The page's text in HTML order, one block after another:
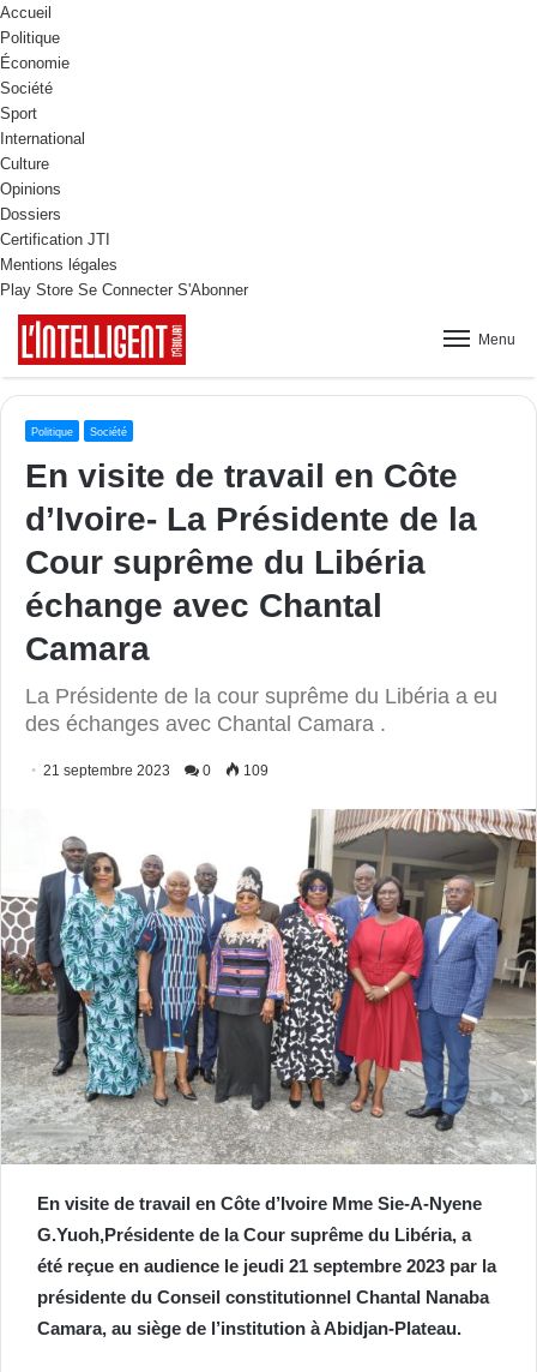
Accueil
Politique
Économie
Société
Sport
International
Culture
Opinions
Dossiers
Certification JTI
Mentions légales
Play Store Se Connecter S'Abonner
Menu
Politique Société
En visite de travail en Côte
d’Ivoire- La Présidente de la
Cour suprême du Libéria
échange avec Chantal
Camara
La Présidente de la cour suprême du Libéria a eu
des échanges avec Chantal Camara .
21 septembre 2023 0 109
En visite de travail en Côte d’Ivoire Mme Sie-A-Nyene
G.Yuoh,Présidente de la Cour suprême du Libéria, a
été reçue en audience le jeudi 21 septembre 2023 par la
présidente du Conseil constitutionnel Chantal Nanaba
Camara, au siège de l’institution à Abidjan-Plateau.